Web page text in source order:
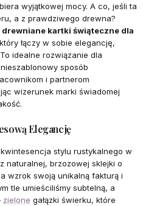
wyjątkowej mocy. A co, jeśli ta
a z prawdziwego drewna?
drewniane kartki świąteczne dla
łączy w sobie elegancję,
idealne rozwiązanie dla
sposób
i partnerom
wizerunek marki świadomej
Elegancję
stylu rustykalnego w
naturalnej, brzozowej sklejki o
wzrok swoją unikalną fakturą i
tle umieściliśmy subtelną, a
zielone gałązki świerku, które